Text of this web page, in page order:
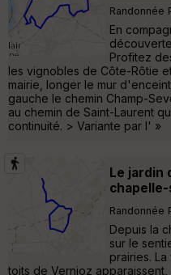
Randonnée
En
Profitez
les vignobles de Côte-Rôtie
mairie, longer le mur
gauche le chemin Champ-
au chemin de Saint-Laurent
continuité. > Variante par l' »
Le jardin
Randonnée
Depuis la
sur le
prairies.
toits de Vernioz